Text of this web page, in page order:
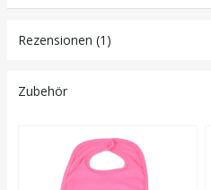
Rezensionen (1)
Zubehör